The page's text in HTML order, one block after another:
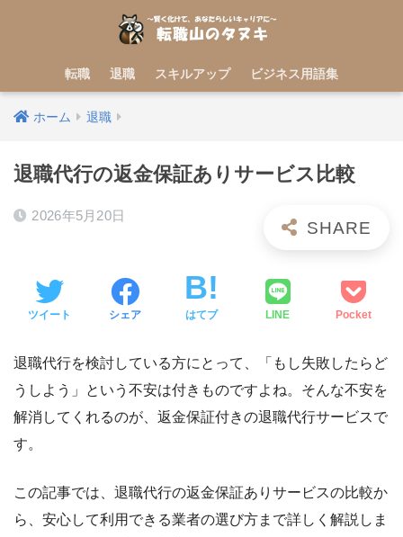
転職 退職 スキルアップ ビジネス用語集
ホーム 退職
退職代行の返金保証ありサービス比較
2026年5月20日
ツイート シェア はてブ LINE Pocket
退職代行を検討している方にとって、「もし失敗したらど
うしよう」という不安は付きものですよね。そんな不安を
解消してくれるのが、返金保証付きの退職代行サービスで
す。
この記事では、退職代行の返金保証ありサービスの比較か
ら、安心して利用できる業者の選び方まで詳しく解説しま